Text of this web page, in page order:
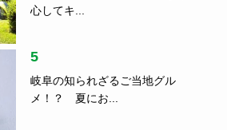
心してキ...
5
岐阜の知られざるご当地グル
メ！？ 夏にお...